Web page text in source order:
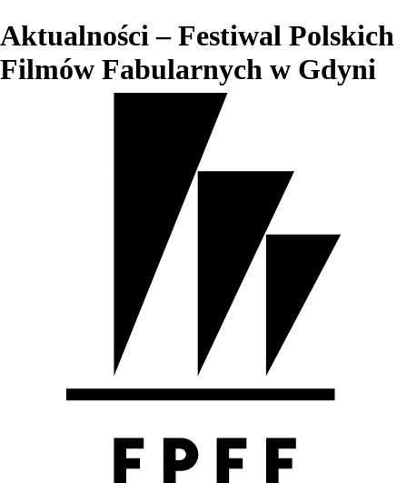
Aktualności – Festiwal Polskich
Filmów Fabularnych w Gdyni